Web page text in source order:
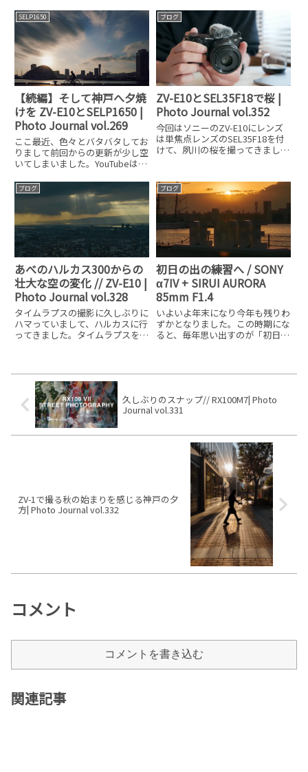
夏頃発売になるとの事で延期とな
っていましたが、最初の発売予定
から1カ月だけ遅れての発売にな
り
正をONにしたり、フレームレー
トを変えると画角が変化する場合
があります。その画
SELP1650
【続編】そして神戸へ夕焼
けを ZV-E10とSELP1650 |
Photo Journal vol.269
ここ最近、色々とバタバタしてお
りまして前回からの更新が少し空
いてしまいました。YouTubeは相
で、気になる情報がありましたら
遊びに来て下さい。それでは前回
の続きですが、ZV-E10を持って
京都に行ってきました
ブログ
ZV-E10とSEL35F18で桜 |
Photo Journal vol.352
今回はソニーのZV-E10にレンズ
は単焦点レンズのSEL35F18を付
けて、夙川の桜を撮ってきまし
画を載せています。（静止画はこ
の記事にも載せておきます）いよ
いよ桜（ソメイヨシ
ブログ
あべのハルカス300からの
壮大な空の変化 // ZV-E10 |
Photo Journal vol.328
タイムラプスの撮影に久しぶりに
ハマっていまして、ハルカスに行
ってきました。タイムラプスを撮
は、時間を持て余してしまいま
す。そのため、カメラは
ブログ
初日の出の練習へ / SONY
α7IV + SIRUI AURORA
85mm F1.4
いよいよ年末になり今年も残りわ
ずかとなりました。この時期にな
ると、毎年思い出すのが「初日の
久しぶりのスナップ// RX100M7| Photo
Journal vol.331
ZV-1で撮る秋の始まりを感じる神戸の夕
方| Photo Journal vol.332
コメント
コメントを書き込む
関連記事